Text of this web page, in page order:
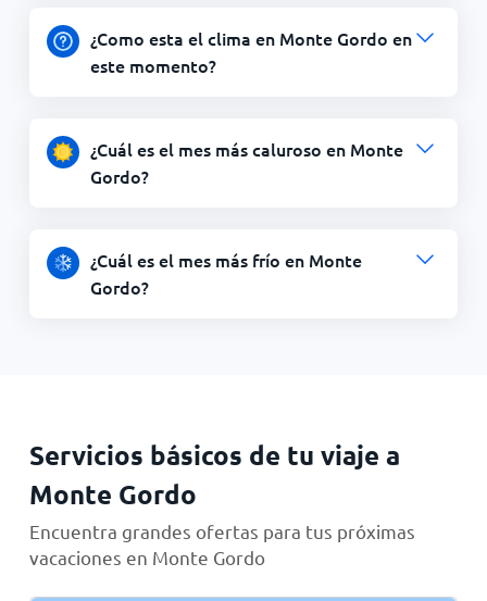
¿Como esta el clima en Monte Gordo en
este momento?
¿Cuál es el mes más caluroso en Monte
Gordo?
¿Cuál es el mes más frío en Monte
Gordo?
Servicios básicos de tu viaje a
Monte Gordo
Encuentra grandes ofertas para tus próximas
vacaciones en Monte Gordo